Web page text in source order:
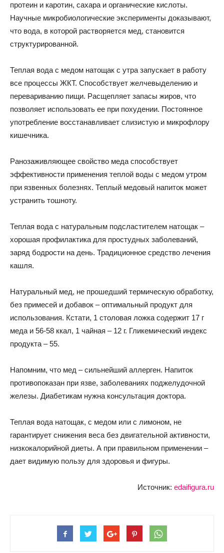
протеин и каротин, сахара и органические кислоты.
Научные микробиологические эксперименты доказывают,
что вода, в которой растворяется мед, становится
структурированной.
Теплая вода с медом натощак с утра запускает в работу
все процессы ЖКТ. Способствует желчевыделению и
перевариванию пищи. Расщепляет запасы жиров, что
позволяет использовать ее при похудении. Постоянное
употребление восстанавливает слизистую и микрофлору
кишечника.
Ранозаживляющее свойство меда способствует
эффективности применения теплой воды с медом утром
при язвенных болезнях. Теплый медовый напиток может
устранить тошноту.
Теплая вода с натуральным подсластителем натощак –
хорошая профилактика для простудных заболеваний,
заряд бодрости на день. Традиционное средство лечения
кашля.
Натуральный мед, не прошедший термическую обработку,
без примесей и добавок – оптимальный продукт для
использования. Кстати, 1 столовая ложка содержит 17 г
меда и 56-58 ккал, 1 чайная – 12 г. Гликемический индекс
продукта – 55.
Напомним, что мед – сильнейший аллерген. Напиток
противопоказан при язве, заболеваниях поджелудочной
железы. Диабетикам нужна консультация доктора.
Теплая вода натощак, с медом или с лимоном, не
гарантирует снижения веса без двигательной активности,
низкокалорийной диеты. А при правильном применении –
дает видимую пользу для здоровья и фигуры.
Источник: edaifigura.ru